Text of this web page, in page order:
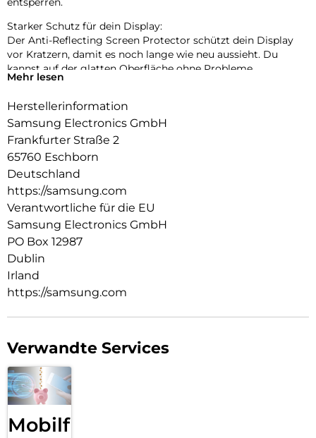
Starker Schutz für dein Display:
Der Anti-Reflecting Screen Protector schützt dein Display
vor Kratzern, damit es noch lange wie neu aussieht. Du
kannst auf der glatten Oberfläche ohne Probleme
navigieren, während die strapazierfähige Beschichtung vor
Mehr lesen
Herstellerinformation
Samsung Electronics GmbH
Frankfurter Straße 2
65760 Eschborn
Deutschland
https://samsung.com
Verantwortliche für die EU
Samsung Electronics GmbH
PO Box 12987
Dublin
Irland
https://samsung.com
Verwandte Services
Mobilfunk